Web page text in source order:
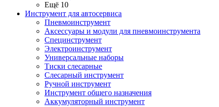
Ещё 10
Инструмент для автосервиса
Пневмоинструмент
Аксессуары и модули для пневмоинструмента
Специнструмент
Электроинструмент
Универсальные наборы
Тиски слесарные
Слесарный инструмент
Ручной инструмент
Инструмент общего назначения
Аккумуляторный инструмент